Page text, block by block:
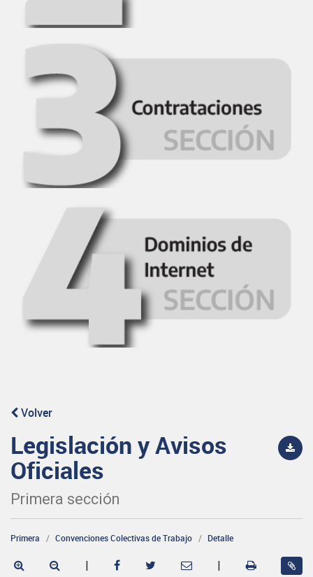
Volver
Legislación y Avisos
Oficiales
Primera sección
Primera Convenciones Colectivas de Trabajo Detalle
| |